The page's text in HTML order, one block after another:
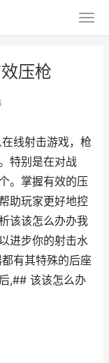
压枪
线射击游戏，枪
特别是在对战
。掌握有效的压
助玩家更好地控
该该怎么办办我
进步你的射击水
有其特殊的后座
,## 该该怎么办